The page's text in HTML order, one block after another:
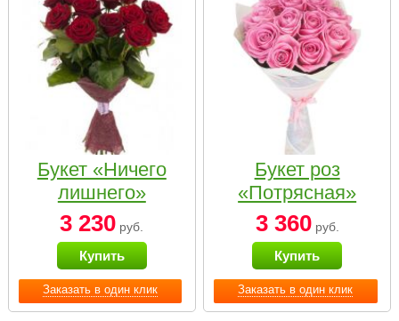
Заказать в один клик
Букет «Ничего
лишнего»
3 230 руб.
Купить
Заказать в один клик
Букет роз
«Потрясная»
3 360руб.
Купить